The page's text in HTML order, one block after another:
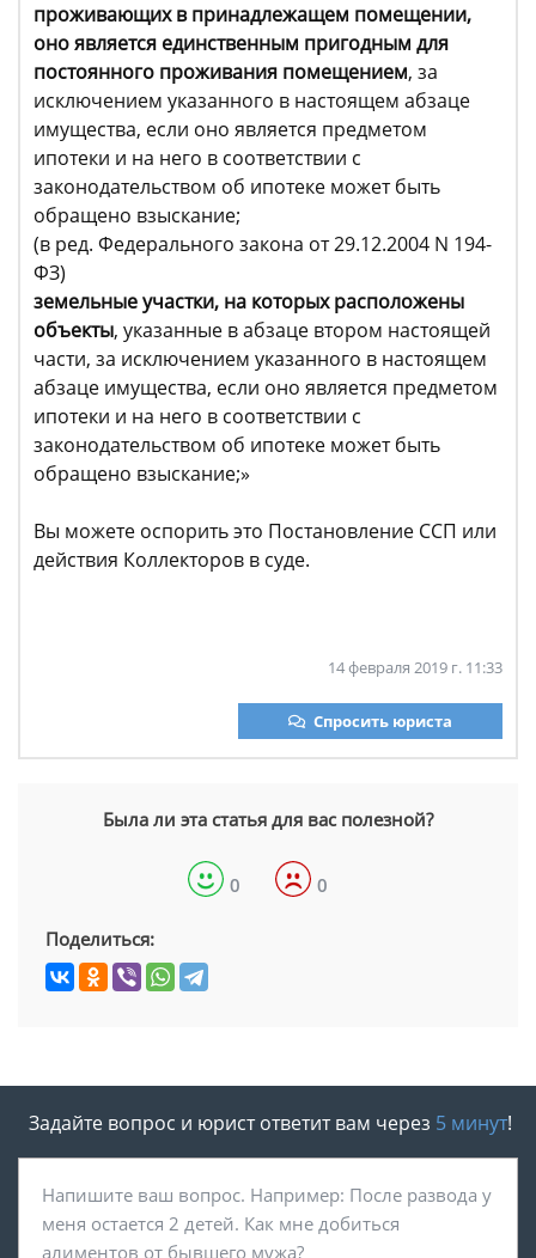
проживающих в принадлежащем помещении,
оно является единственным пригодным для
постоянного проживания помещением, за
исключением указанного в настоящем абзаце
имущества, если оно является предметом
ипотеки и на него в соответствии с
законодательством об ипотеке может быть
обращено взыскание;
(в ред. Федерального закона от 29.12.2004 N 194-
ФЗ)
земельные участки, на которых расположены
объекты, указанные в абзаце втором настоящей
части, за исключением указанного в настоящем
абзаце имущества, если оно является предметом
ипотеки и на него в соответствии с
законодательством об ипотеке может быть
обращено взыскание;»
Вы можете оспорить это Постановление ССП или
действия Коллекторов в суде.
14 февраля 2019 г. 11:33
Спросить юриста
Была ли эта статья для вас полезной?
0 0
Поделиться:
Задайте вопрос и юрист ответит вам через 5 минут!